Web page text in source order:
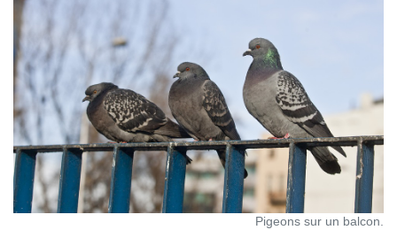
Pigeons sur un balcon.